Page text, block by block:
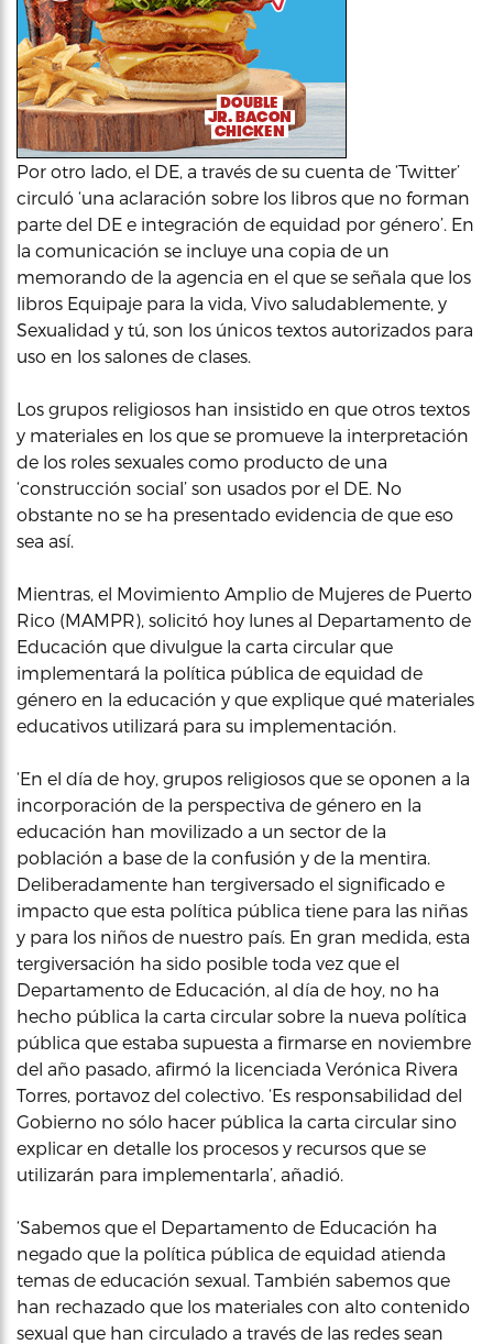
Por otro lado, el DE, a través de su cuenta de ‘Twitter’
circuló ‘una aclaración sobre los libros que no forman
parte del DE e integración de equidad por género’. En
la comunicación se incluye una copia de un
memorando de la agencia en el que se señala que los
libros Equipaje para la vida, Vivo saludablemente, y
Sexualidad y tú, son los únicos textos autorizados para
uso en los salones de clases.
Los grupos religiosos han insistido en que otros textos
y materiales en los que se promueve la interpretación
de los roles sexuales como producto de una
‘construcción social’ son usados por el DE. No
obstante no se ha presentado evidencia de que eso
sea así.
Mientras, el Movimiento Amplio de Mujeres de Puerto
Rico (MAMPR), solicitó hoy lunes al Departamento de
Educación que divulgue la carta circular que
implementará la política pública de equidad de
género en la educación y que explique qué materiales
educativos utilizará para su implementación.
‘En el día de hoy, grupos religiosos que se oponen a la
incorporación de la perspectiva de género en la
educación han movilizado a un sector de la
población a base de la confusión y de la mentira.
Deliberadamente han tergiversado el significado e
impacto que esta política pública tiene para las niñas
y para los niños de nuestro país. En gran medida, esta
tergiversación ha sido posible toda vez que el
Departamento de Educación, al día de hoy, no ha
hecho pública la carta circular sobre la nueva política
pública que estaba supuesta a firmarse en noviembre
del año pasado, afirmó la licenciada Verónica Rivera
Torres, portavoz del colectivo. ‘Es responsabilidad del
Gobierno no sólo hacer pública la carta circular sino
explicar en detalle los procesos y recursos que se
utilizarán para implementarla’, añadió.
‘Sabemos que el Departamento de Educación ha
negado que la política pública de equidad atienda
temas de educación sexual. También sabemos que
han rechazado que los materiales con alto contenido
sexual que han circulado a través de las redes sean